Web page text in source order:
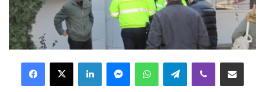
Facebook
X LinkedInMessengerWhatsAppTelegramViber Distribuie prin mail